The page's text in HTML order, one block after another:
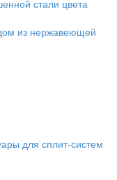
стали цвета
из нержавеющей
для сплит-систем